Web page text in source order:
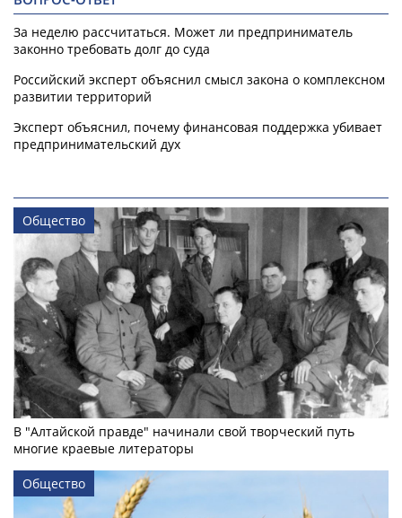
За неделю рассчитаться. Может ли предприниматель
законно требовать долг до суда
Российский эксперт объяснил смысл закона о комплексном
развитии территорий
Эксперт объяснил, почему финансовая поддержка убивает
предпринимательский дух
Общество
В "Алтайской правде" начинали свой творческий путь
многие краевые литераторы
Общество